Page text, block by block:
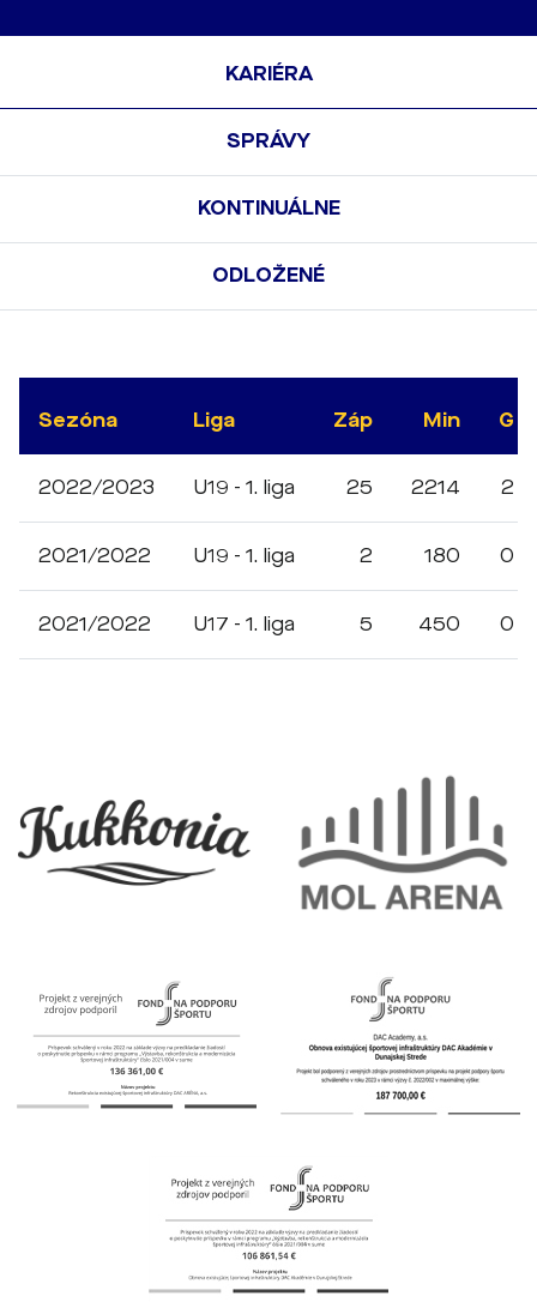
KARIÉRA
SPRÁVY
KONTINUÁLNE
ODLOŽENÉ
Sezóna Liga Záp Min G
2022/2023 U19 - 1. liga 25 2214 2
2021/2022 U19 - 1. liga 2 180 0
2021/2022 U17 - 1. liga 5 450 0